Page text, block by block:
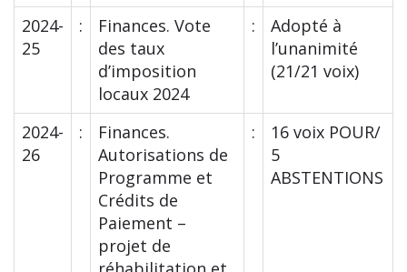
2024-
25
:
Finances. Vote
des taux
d’imposition
locaux 2024
:
Adopté à
l’unanimité
(21/21 voix)
2024-
26
:
Finances.
Autorisations de
Programme et
Crédits de
Paiement –
projet de
:
16 voix POUR/
5
ABSTENTIONS